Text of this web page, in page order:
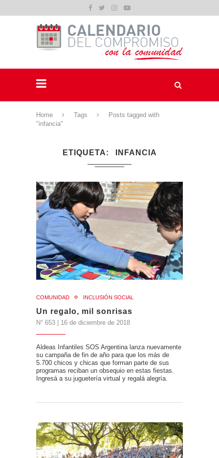
Home Tags
Posts tagged with
"infancia"
ETIQUETA INFANCIA
COMUNIDAD INCLUSIÓN SOCIAL
Un regalo, mil sonrisas
N° 653 | 16 de diciembre de 2018
Aldeas Infantiles SOS Argentina lanza nuevamente
su campaña de fin de año para que los más de
5.700 chicos y chicas que forman parte de sus
programas reciban un obsequio en estas fiestas.
Ingresá a su juguetería virtual y regalá alegría.